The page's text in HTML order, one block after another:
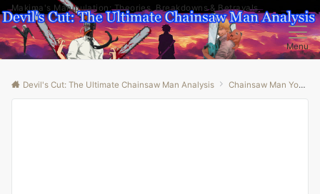
Makima's Manipulation: Theories, Breakdowns & Betrayals
Menu
Devil's Cut: The Ultimate Chainsaw Man Analysis Chainsaw Man Youtube